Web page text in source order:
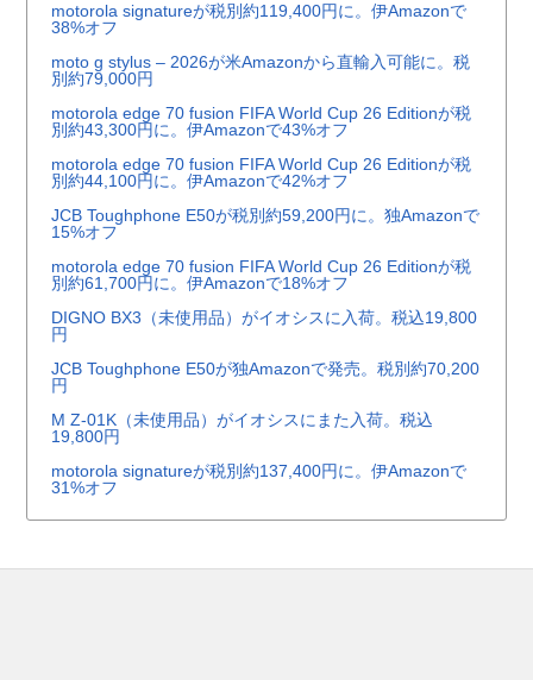
motorola signatureが税別約119,400円に。伊Amazonで
38%オフ
moto g stylus – 2026が米Amazonから直輸入可能に。税
別約79,000円
motorola edge 70 fusion FIFA World Cup 26 Editionが税
別約43,300円に。伊Amazonで43%オフ
motorola edge 70 fusion FIFA World Cup 26 Editionが税
別約44,100円に。伊Amazonで42%オフ
JCB Toughphone E50が税別約59,200円に。独Amazonで
15%オフ
motorola edge 70 fusion FIFA World Cup 26 Editionが税
別約61,700円に。伊Amazonで18%オフ
DIGNO BX3（未使用品）がイオシスに入荷。税込19,800
円
JCB Toughphone E50が独Amazonで発売。税別約70,200
円
M Z-01K（未使用品）がイオシスにまた入荷。税込
19,800円
motorola signatureが税別約137,400円に。伊Amazonで
31%オフ